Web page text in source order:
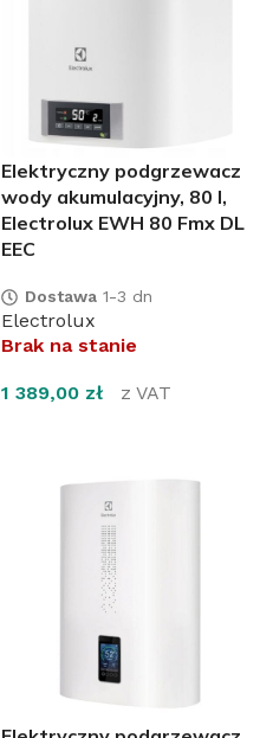
Elektryczny podgrzewacz
wody akumulacyjny, 80 l,
Electrolux EWH 80 Fmx DL
EEC
Dostawa 1-3 dn
Electrolux
Brak na stanie
1 389,00 zł z VAT